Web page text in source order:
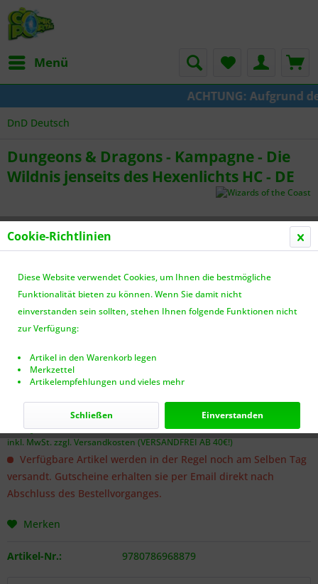
Menü
ACHTUNG: Aufgrund
DnD Deutsch
Dungeons & Dragons - Kampagne - Die
Wildnis jenseits des Hexenlichts HC - DE
Dieser Artikel steht derzeit nicht zur Verfügung!
39,99 € *
inkl. MwSt. zzgl. Versandkosten (VERSANDFREI AB 40€!)
Verfügbare Artikel werden in der Regel noch am Selben Tag
versandt. Gutscheine erhalten sie per Email direkt nach
Abschluss des Bestellvorganges.
Merken
Artikel-Nr.: 9780786968879
Cookie-Richtlinien
Diese Website verwendet Cookies, um Ihnen die bestmögliche
Funktionalität bieten zu können. Wenn Sie damit nicht
einverstanden sein sollten, stehen Ihnen folgende Funktionen nicht
zur Verfügung:
Artikel in den Warenkorb legen
Merkzettel
Artikelempfehlungen und vieles mehr
Einverstanden
Schließen